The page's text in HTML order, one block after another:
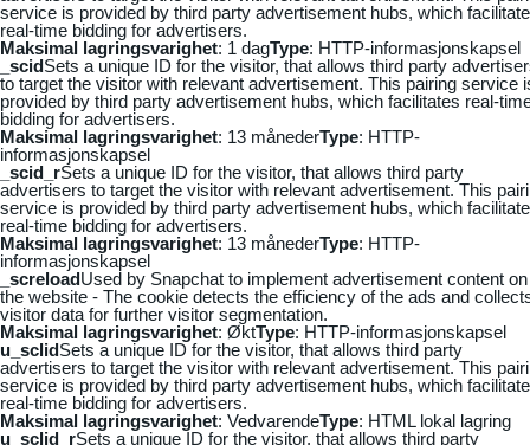
service is provided by third party advertisement hubs, which
real-time bidding for advertisers.
Maksimal lagringsvarighet: 1 dagType: HTTP-informasjonskapsel
_scidSets a unique ID for the visitor, that allows third party
to target the visitor with relevant advertisement. This pairing service
provided by third party advertisement hubs, which facilitates real-
bidding for advertisers.
Maksimal lagringsvarighet: 13 månederType: HTTP-
informasjonskapsel
_scid_rSets a unique ID for the visitor, that allows third party
advertisers to target the visitor with relevant advertisement. This
service is provided by third party advertisement hubs, which
real-time bidding for advertisers.
Maksimal lagringsvarighet: 13 månederType: HTTP-
informasjonskapsel
_screloadUsed by Snapchat to implement advertisement content on
the website - The cookie detects the efficiency of the ads and
visitor data for further visitor segmentation.
Maksimal lagringsvarighet: ØktType: HTTP-informasjonskapsel
u_sclidSets a unique ID for the visitor, that allows third party
advertisers to target the visitor with relevant advertisement. This
service is provided by third party advertisement hubs, which
real-time bidding for advertisers.
Maksimal lagringsvarighet: VedvarendeType: HTML lokal lagring
u_sclid_rSets a unique ID for the visitor, that allows third party